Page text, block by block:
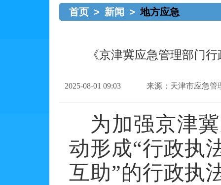
首页 > 新闻 > 地方应急
《京津冀应急管理部门
2025-08-01 09:03 来源：天津市应急管
为加强京津
动形成“行政执
互助”的行政执